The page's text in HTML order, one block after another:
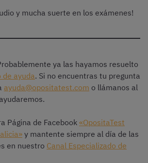
y mucha suerte en los exámenes!
ya las hayamos resuelto
de ayuda. Si no encuentras tu pregunta
ayuda@opositatest.com o llámanos al
Página de Facebook «OpositaTest
y mantente siempre al día de las
en nuestro Canal Especializado de